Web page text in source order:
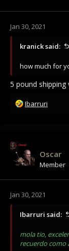
Jan 30, 2021
kranick said:
how much for
5 pound shipping
R
i
o
n
Ibarruri
Oscar
Member
Jan 30, 2021
Ibarruri said:
mola tio,
recuerdo como